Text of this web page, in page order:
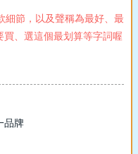
細節，以及聲稱為最好、最
、選這個最划算等字詞喔
品牌